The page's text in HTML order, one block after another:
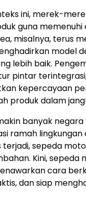
ini, merek-
guna
misalnya, terus
model
lebih baik.
pintar
kepercayaan
produk dalam
banyak
ramah
terjadi, sepeda
Kini, sepeda
cara
dan siap